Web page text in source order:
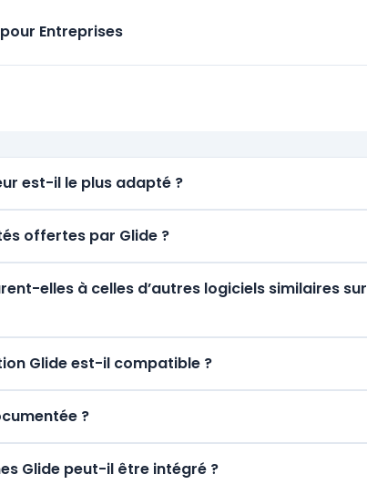
Entreprises
est-il le plus adapté ?
offertes par Glide ?
elles à celles d’autres logiciels similaires sur
Glide est-il compatible ?
?
Glide peut-il être intégré ?